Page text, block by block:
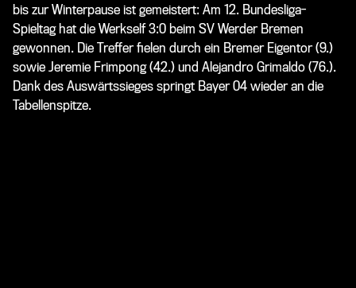
bis zur Winterpause ist gemeistert: Am 12. Bundesliga-
Spieltag hat die Werkself 3:0 beim SV Werder Bremen
gewonnen. Die Treffer fielen durch ein Bremer Eigentor (9.)
sowie Jeremie Frimpong (42.) und Alejandro Grimaldo (76.).
Dank des Auswärtssieges springt Bayer 04 wieder an die
Tabellenspitze.